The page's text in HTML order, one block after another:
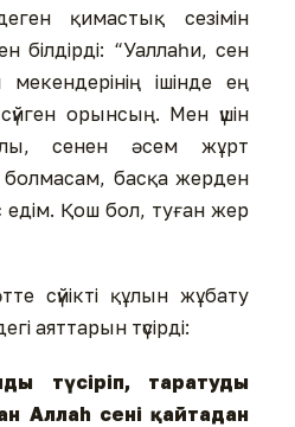
қимастық сезімін
білдірді: “Уаллаһи, сен
ішінде ең
орынсың. Мен үшін
сенен әсем жұрт
болмасам, басқа жерден
едім. Қош бол, туған жер
сүйікті құлын жұбату
аяттарын түсірді:
түсіріп, таратуды
Аллаh сені қайтадан